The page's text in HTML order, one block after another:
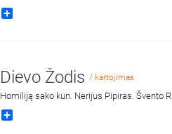
Share
Dievo Žodis / kartojimas
Homiliją sako kun. Nerijus Pipiras. Švento
Share